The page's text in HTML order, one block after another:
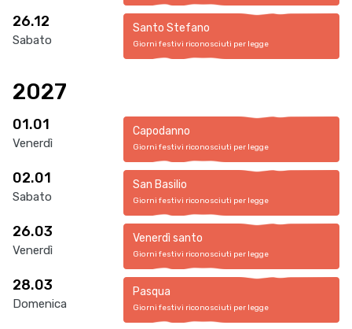
26.12
Sabato
Santo Stefano
Giorni festivi riconosciuti per legge
2027
01.01
Venerdì
Capodanno
Giorni festivi riconosciuti per legge
02.01
Sabato
San Basilio
Giorni festivi riconosciuti per legge
26.03
Venerdì
Venerdì santo
Giorni festivi riconosciuti per legge
28.03
Domenica
Pasqua
Giorni festivi riconosciuti per legge